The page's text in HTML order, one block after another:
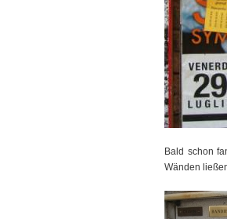
Bald schon
Wänden